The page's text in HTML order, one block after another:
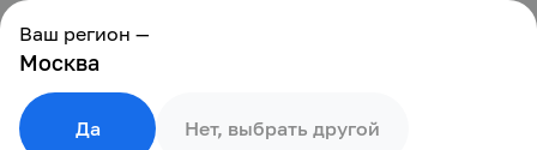
Ваш регион —
Москва
Нет, выбрать другой
Да